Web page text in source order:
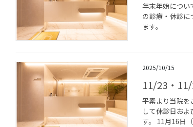
年末年始につい
の診療・休診に
ます。
2025/10/15
11/23・
平素より当院を
して休診日お
す。 11月16日